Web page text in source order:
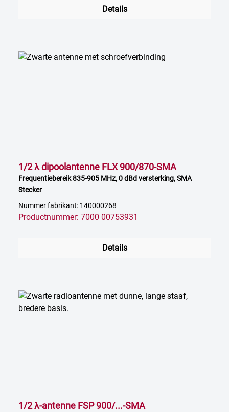
Details
1/2 λ dipoolantenne FLX 900/870-SMA
Frequentiebereik 835-905 MHz, 0 dBd versterking, SMA
Stecker
Nummer fabrikant: 140000268
Productnummer: 7000 00753931
Details
1/2 λ-antenne FSP 900/...-SMA